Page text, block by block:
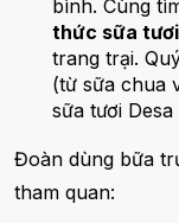
bình. Cùng
thức sữa
trang trại.
(từ sữa chua
sữa tươi
Đoàn dùng bữa
tham quan: